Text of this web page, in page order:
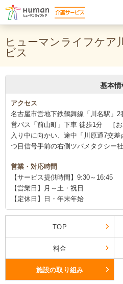
ヒューマンライフケア
ビス
基本情
アクセス
名古屋市営地下鉄鶴舞線「川名駅」
営バス「前山町」下車 徒歩1分 ［お
入り中に向かい、途中「川原通7交
つ目信号手前の右側ツバメタクシー
営業・対応時間
【サービス提供時間】9:30～16:45
【営業日】月～土・祝日
【定休日】日・年末年始
TOP
料金
施設の取り組み